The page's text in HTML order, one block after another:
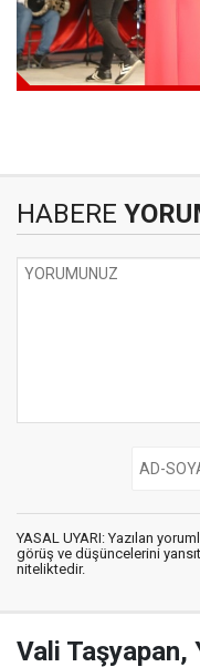
HABERE
YASAL UYARI: Yazılan
görüş ve düşüncelerini
niteliktedir.
Vali Taşyapan,